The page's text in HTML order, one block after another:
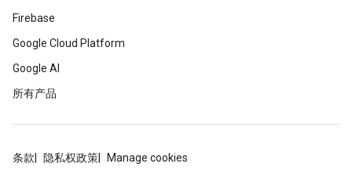
Firebase
Google Cloud Platform
Google AI
所有产品
条款 隐私权政策 Manage cookies